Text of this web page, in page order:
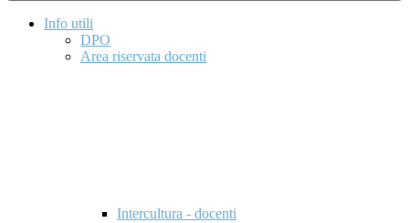
Info utili
DPO
Area riservata docenti
Intercultura - docenti